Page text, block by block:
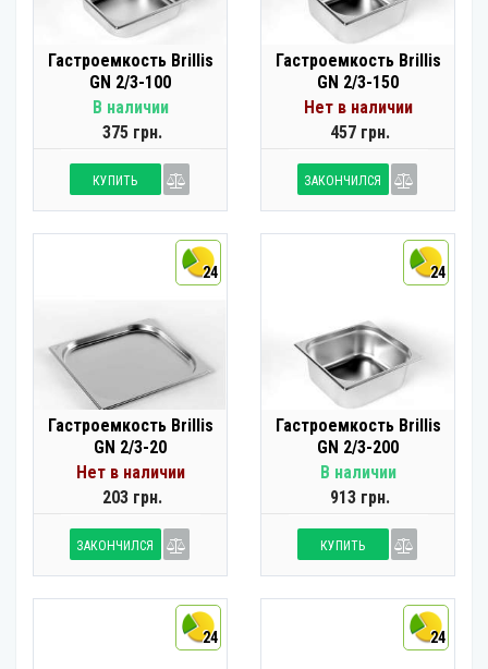
Гастроемкость Brillis
GN 2/3-100
В наличии
375 грн.
КУПИТЬ
Гастроемкость Brillis
GN 2/3-150
Нет в наличии
457 грн.
ЗАКОНЧИЛСЯ
24
Гастроемкость Brillis
GN 2/3-20
Нет в наличии
203 грн.
ЗАКОНЧИЛСЯ
24
Гастроемкость Brillis
GN 2/3-200
В наличии
913 грн.
КУПИТЬ
24 24